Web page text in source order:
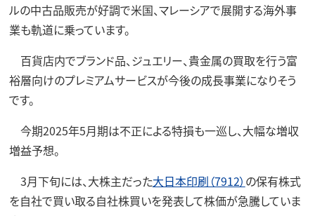
ルの中古品販売が好調で米国、マレーシアで展開する海外事
業も軌道に乗っています。
百貨店内でブランド品、ジュエリー、貴金属の買取を行う富
裕層向けのプレミアムサービスが今後の成長事業になりそう
です。
今期2025年5月期は不正による特損も一巡し、大幅な増収
増益予想。
3月下旬には、大株主だった大日本印刷（7912） の保有株式
を自社で買い取る自社株買いを発表して株価が急騰していま